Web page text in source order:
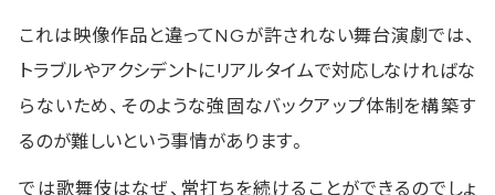
これは映像作品と違ってNGが許されない舞台演劇では、
トラブルやアクシデントにリアルタイムで対応しなければな
らないため、そのような強固なバックアップ体制を構築す
るのが難しいという事情があります。
では歌舞伎はなぜ、常打ちを続けることができるのでしょ